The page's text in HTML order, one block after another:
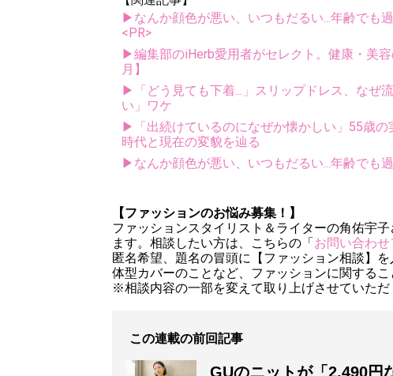
▶なんか顔色が悪い、いつもだるい...年齢でも
<PR>
▶編集部のiHerb愛用者がセレクト。健康・美
月】
▶「どう見ても下着...」スリップドレス、なぜ
い」ワケ
▶「出続けているのになぜか懐かしい」55歳
時代と現在の変貌を辿る
▶なんか顔色が悪い、いつもだるい...年齢でも
【ファッションのお悩み募集！】
ファッションスタイリスト＆ライターの角佑宇
ます。相談したい方は、こちらの「 お問い合わせ
匿名希望、題名の冒頭に【ファッション相談】
体型カバーのことなど、ファッションに関するこ
※相談内容の一部を変えて取り上げさせていただ
この連載の前回記事
GUのニットが「2,490円